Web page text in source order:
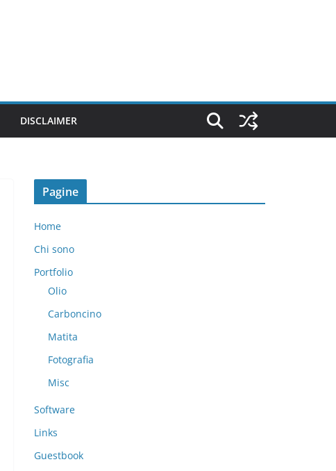
DISCLAIMER
Pagine
Home
Chi sono
Portfolio
Olio
Carboncino
Matita
Fotografia
Misc
Software
Links
Guestbook